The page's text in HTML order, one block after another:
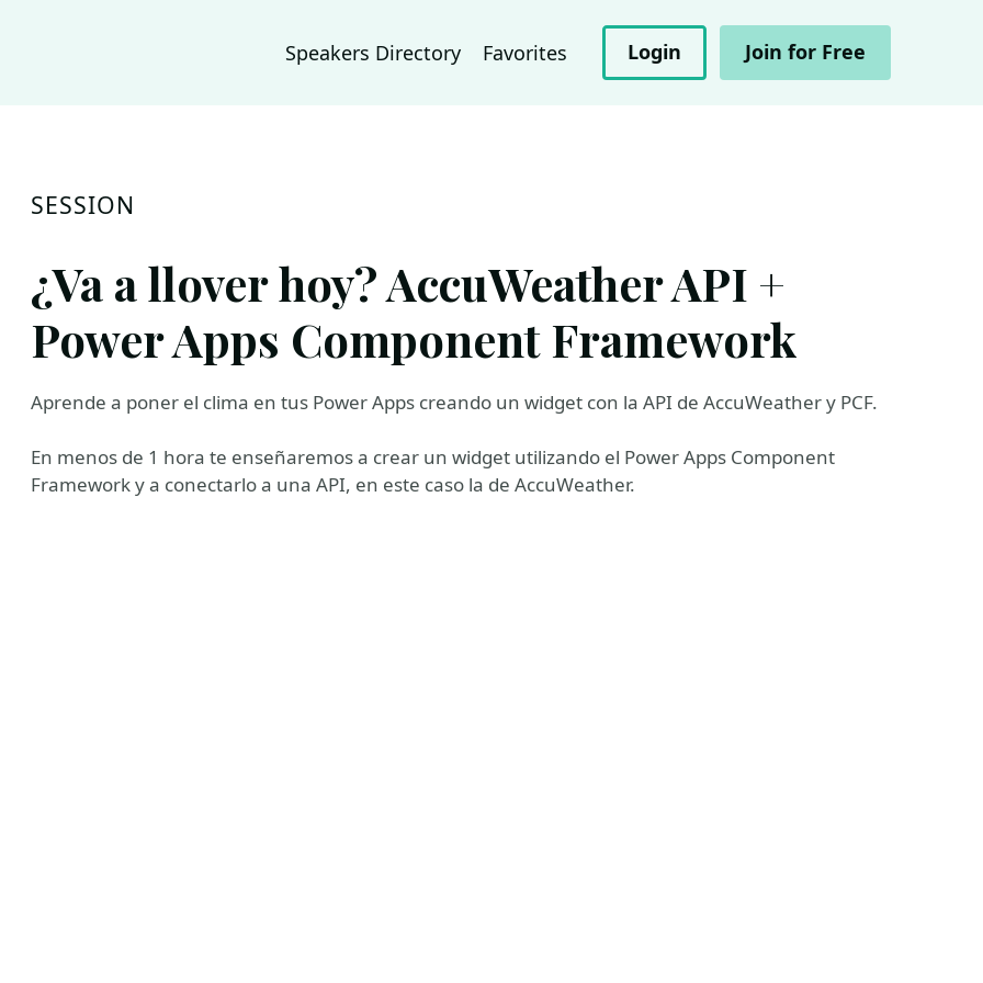
Speakers Directory Favorites Login Join for Free
SESSION
¿Va a llover hoy? AccuWeather API +
Power Apps Component Framework
Aprende a poner el clima en tus Power Apps creando un widget con la API de AccuWeather y PCF.
En menos de 1 hora te enseñaremos a crear un widget utilizando el Power Apps Component
Framework y a conectarlo a una API, en este caso la de AccuWeather.